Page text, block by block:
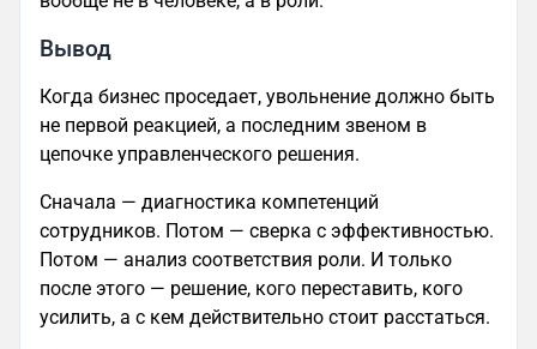
Вывод
Когда бизнес проседает, увольнение должно быть
не первой реакцией, а последним звеном в
цепочке управленческого решения.
Сначала — диагностика компетенций
сотрудников. Потом — сверка с эффективностью.
Потом — анализ соответствия роли. И только
после этого — решение, кого переставить, кого
усилить, а с кем действительно стоит расстаться.